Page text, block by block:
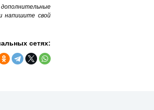
напишите свой
сетях: